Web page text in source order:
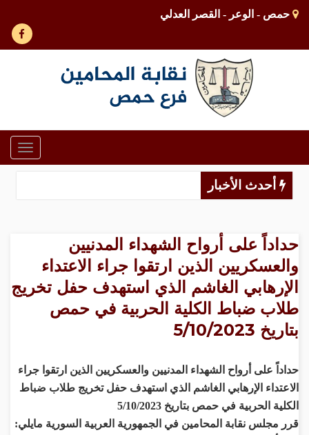
حمص - الوعر - القصر العدلي
أحدث الأخبار
حداداً على أرواح الشهداء المدنيين
والعسكريين الذين ارتقوا جراء الاعتداء
الإرهابي الغاشم الذي استهدف حفل تخريج
طلاب ضباط الكلية الحربية في حمص
بتاريخ 5/10/2023
حداداً على أرواح الشهداء المدنيين والعسكريين الذين ارتقوا جراء
الاعتداء الإرهابي الغاشم الذي استهدف حفل تخريج طلاب ضباط
الكلية الحربية في حمص بتاريخ 5/10/2023
قرر مجلس نقابة المحامين في الجمهورية العربية السورية مايلي: